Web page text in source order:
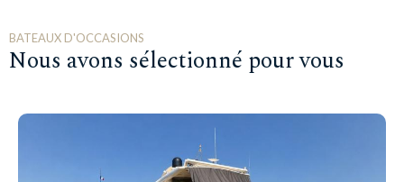
BATEAUX D'OCCASIONS
Nous avons sélectionné pour vous